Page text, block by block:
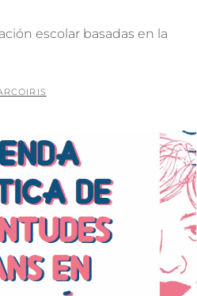
escolar basadas en la